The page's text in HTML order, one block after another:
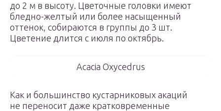
до 2 м в высоту. Цветочные головки имеют
бледно-желтый или более насыщенный
оттенок, собираются в группы до 3 шт.
Цветение длится с июля по октябрь.
Acacia Oxycedrus
Как и большинство кустарниковых акаций
не переносит даже кратковременные